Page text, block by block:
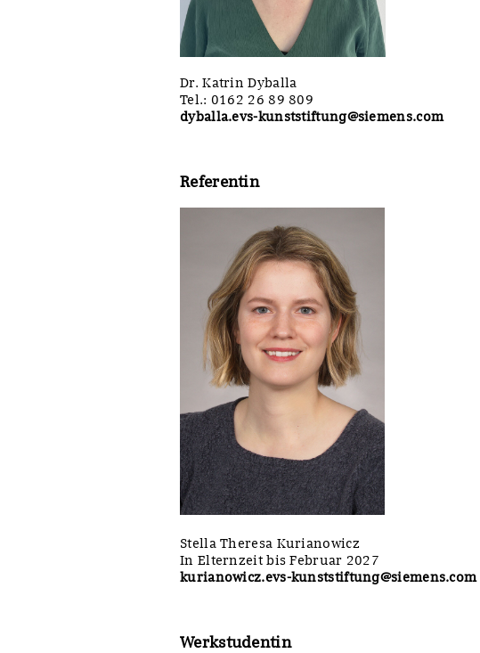
Dr. Katrin Dyballa
Tel.: 0162 26 89 809
dyballa.evs-kunststiftung@siemens.com
Referentin
Stella Theresa Kurianowicz
In Elternzeit bis Februar 2027
kurianowicz.evs-kunststiftung@siemens.com
Werkstudentin